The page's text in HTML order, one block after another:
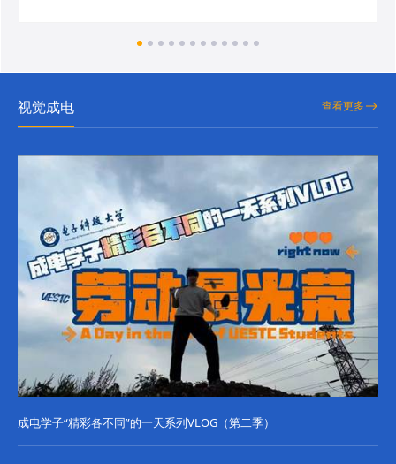
视觉成电 查看更多
成电学子“精彩各不同”的一天系列VLOG（第二季）